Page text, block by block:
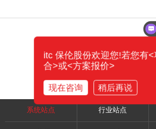
系统站点 行业站点
itc 保伦股份欢迎您!若您有
合>或<方案报价>
现在咨询 稍后再说